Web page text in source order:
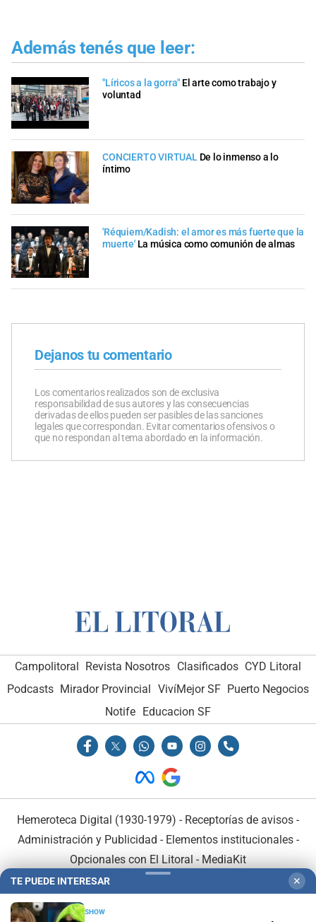
Además tenés que leer:
"Líricos a la gorra" El arte como trabajo y
voluntad
CONCIERTO VIRTUAL De lo inmenso a lo
íntimo
'Réquiem/Kadish: el amor es más fuerte que la
muerte' La música como comunión de almas
Dejanos tu comentario
Los comentarios realizados son de exclusiva
responsabilidad de sus autores y las consecuencias
derivadas de ellos pueden ser pasibles de las sanciones
legales que correspondan. Evitar comentarios ofensivos o
que no respondan al tema abordado en la información.
Campolitoral Revista Nosotros Clasificados CYD Litoral
Podcasts Mirador Provincial VivíMejor SF Puerto Negocios
Notife Educacion SF
Hemeroteca Digital (1930-1979) - Receptorías de avisos -
Administración y Publicidad - Elementos institucionales-
Opcionales con El Litoral - MediaKit
TE PUEDE INTERESAR ✕
SHOW